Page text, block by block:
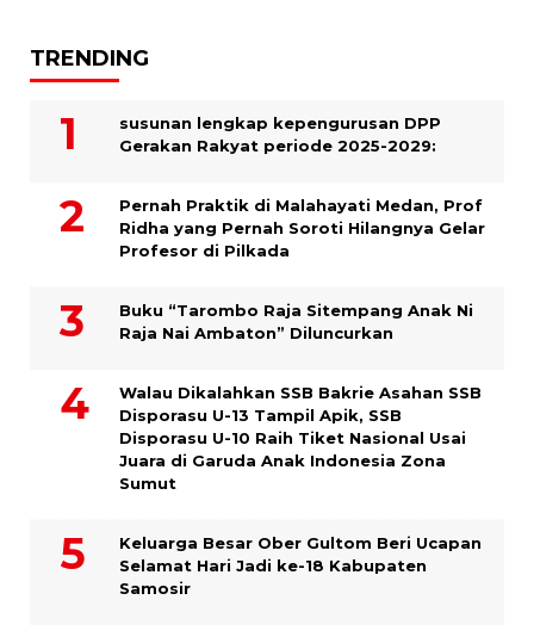
TRENDING
susunan lengkap kepengurusan DPP
Gerakan Rakyat periode 2025-2029:
Pernah Praktik di Malahayati Medan, Prof
Ridha yang Pernah Soroti Hilangnya Gelar
Profesor di Pilkada
Buku “Tarombo Raja Sitempang Anak Ni
Raja Nai Ambaton” Diluncurkan
Walau Dikalahkan SSB Bakrie Asahan SSB
Disporasu U-13 Tampil Apik, SSB
Disporasu U-10 Raih Tiket Nasional Usai
Juara di Garuda Anak Indonesia Zona
Sumut
Keluarga Besar Ober Gultom Beri Ucapan
Selamat Hari Jadi ke-18 Kabupaten
Samosir